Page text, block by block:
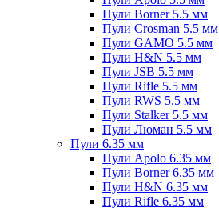
Пули Borner 5.5 мм
Пули Crosman 5.5 мм
Пули GAMO 5.5 мм
Пули H&N 5.5 мм
Пули JSB 5.5 мм
Пули Rifle 5.5 мм
Пули RWS 5.5 мм
Пули Stalker 5.5 мм
Пули Люман 5.5 мм
Пули 6.35 мм
Пули Apolo 6.35 мм
Пули Borner 6.35 мм
Пули H&N 6.35 мм
Пули Rifle 6.35 мм